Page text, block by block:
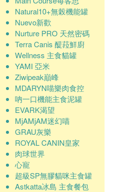
Natural10+無榖機能罐
Nuevo新歡
Nurture PRO 天然密碼
Terra Canis 醍菈鮮廚
Wellness 主食貓罐
YAMI 亞米
Ziwipeak巔峰
MDARYN喵樂肉食控
吶一口機能主食泥罐
EVARK渴望
MjAMjAM迷幻喵
GRAU灰樂
ROYAL CANIN皇家
肉球世界
心寵
超級SP無膠貓咪主食罐
Astkatta冰島 主食餐包